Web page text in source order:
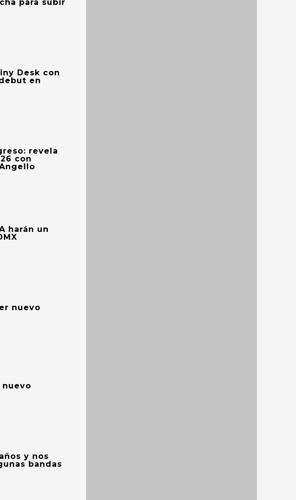
para subir
Desk con
en
revela
con
harán un
nuevo
nuevo
y nos
bandas